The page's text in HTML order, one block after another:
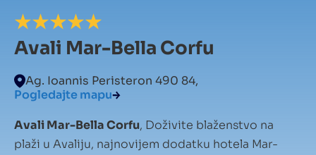
Avali Mar-Bella Corfu
Ag. Ioannis Peristeron 490 84,
Pogledajte mapu
Avali Mar-Bella Corfu, Doživite blaženstvo na
plaži u Avaliju, najnovijem dodatku hotela Mar-